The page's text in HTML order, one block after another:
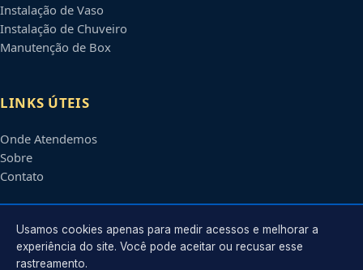
Instalação de Vaso
Instalação de Chuveiro
Manutenção de Box
LINKS ÚTEIS
Onde Atendemos
Sobre
Contato
CONTATO
Usamos cookies apenas para medir acessos e melhorar a
experiência do site. Você pode aceitar ou recusar esse
rastreamento.